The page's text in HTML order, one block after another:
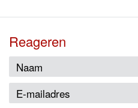
Reageren